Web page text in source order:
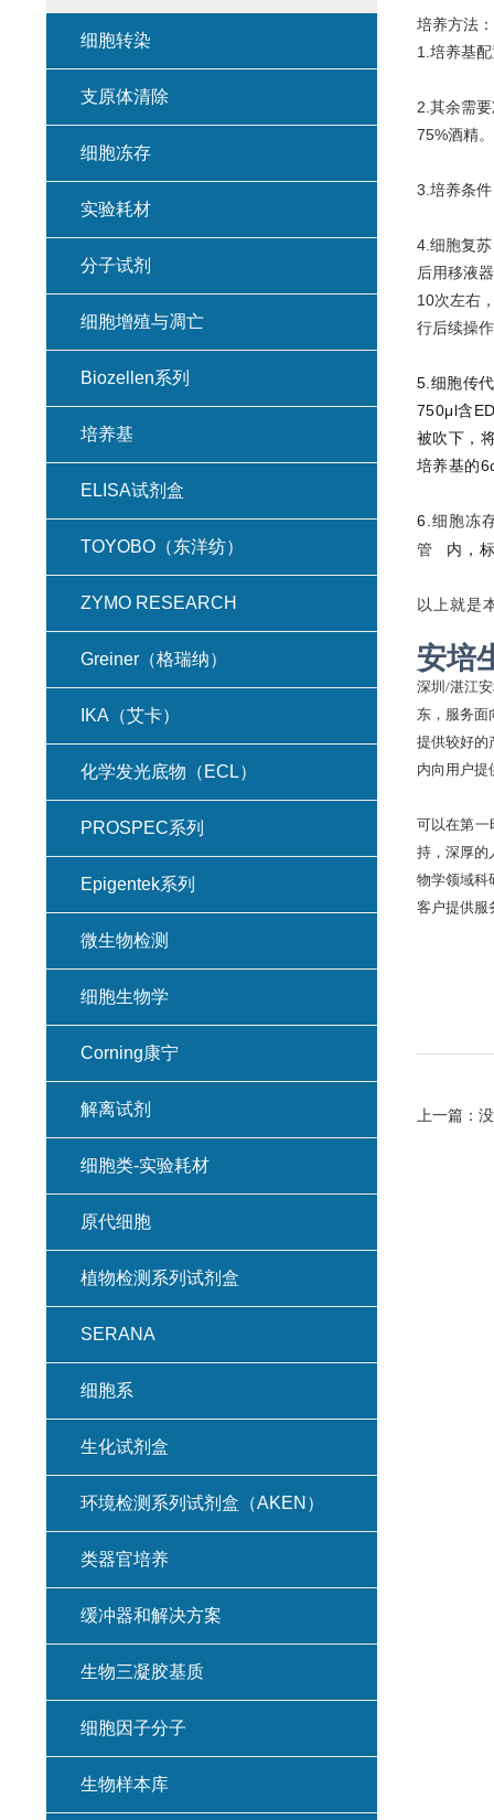
培养方法：
1.培养基
2.其余需
75%酒精。
3.培养条
4.细胞复
后用移液
10次左右
行后续操
5.细胞传
750μl含
被吹下，
培养基的
6. 细胞冻
管
内，
以上就是
安培
深圳/湛江
东，服务面
提供较好的
内向用户提
可以在第
持，深厚的
物学领域科
客户提供服
上一篇： 没
细胞转染
支原体清除
细胞冻存
实验耗材
分子试剂
细胞增殖与凋亡
Biozellen系列
培养基
ELISA试剂盒
TOYOBO（东洋纺）
ZYMO RESEARCH
Greiner（格瑞纳）
IKA（艾卡）
化学发光底物（ECL）
PROSPEC系列
Epigentek系列
微生物检测
细胞生物学
Corning康宁
解离试剂
细胞类-实验耗材
原代细胞
植物检测系列试剂盒
SERANA
细胞系
生化试剂盒
环境检测系列试剂盒（AKEN）
类器官培养
缓冲器和解决方案
生物三凝胶基质
细胞因子分子
生物样本库